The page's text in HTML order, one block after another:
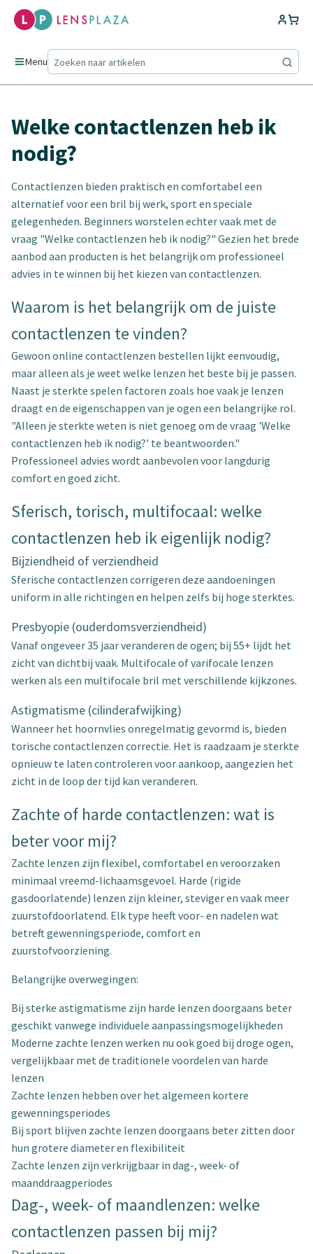
Menu
Welke contactlenzen heb ik
nodig?
Contactlenzen bieden praktisch en comfortabel een
alternatief voor een bril bij werk, sport en speciale
gelegenheden. Beginners worstelen echter vaak met de
vraag "Welke contactlenzen heb ik nodig?" Gezien het brede
aanbod aan producten is het belangrijk om professioneel
advies in te winnen bij het kiezen van contactlenzen.
Waarom is het belangrijk om de juiste
contactlenzen te vinden?
Gewoon online contactlenzen bestellen lijkt eenvoudig,
maar alleen als je weet welke lenzen het beste bij je passen.
Naast je sterkte spelen factoren zoals hoe vaak je lenzen
draagt en de eigenschappen van je ogen een belangrijke rol.
"Alleen je sterkte weten is niet genoeg om de vraag 'Welke
contactlenzen heb ik nodig?' te beantwoorden."
Professioneel advies wordt aanbevolen voor langdurig
comfort en goed zicht.
Sferisch, torisch, multifocaal: welke
contactlenzen heb ik eigenlijk nodig?
Bijziendheid of verziendheid
Sferische contactlenzen corrigeren deze aandoeningen
uniform in alle richtingen en helpen zelfs bij hoge sterktes.
Presbyopie (ouderdomsverziendheid)
Vanaf ongeveer 35 jaar veranderen de ogen; bij 55+ lijdt het
zicht van dichtbij vaak. Multifocale of varifocale lenzen
werken als een multifocale bril met verschillende kijkzones.
Astigmatisme (cilinderafwijking)
Wanneer het hoornvlies onregelmatig gevormd is, bieden
torische contactlenzen correctie. Het is raadzaam je sterkte
opnieuw te laten controleren voor aankoop, aangezien het
zicht in de loop der tijd kan veranderen.
Zachte of harde contactlenzen: wat is
beter voor mij?
Zachte lenzen zijn flexibel, comfortabel en veroorzaken
minimaal vreemd-lichaamsgevoel. Harde (rigide
gasdoorlatende) lenzen zijn kleiner, steviger en vaak meer
zuurstofdoorlatend. Elk type heeft voor- en nadelen wat
betreft gewenningsperiode, comfort en
zuurstofvoorziening.
Belangrijke overwegingen:
Bij sterke astigmatisme zijn harde lenzen doorgaans beter
geschikt vanwege individuele aanpassingsmogelijkheden
Moderne zachte lenzen werken nu ook goed bij droge ogen,
vergelijkbaar met de traditionele voordelen van harde
lenzen
Zachte lenzen hebben over het algemeen kortere
gewenningsperiodes
Bij sport blijven zachte lenzen doorgaans beter zitten door
hun grotere diameter en flexibiliteit
Zachte lenzen zijn verkrijgbaar in dag-, week- of
maanddraagperiodes
Dag-, week- of maandlenzen: welke
contactlenzen passen bij mij?